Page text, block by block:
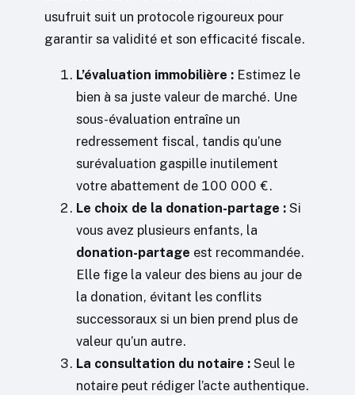
usufruit suit un protocole rigoureux pour
garantir sa validité et son efficacité fiscale.
L’évaluation immobilière : Estimez le
bien à sa juste valeur de marché. Une
sous-évaluation entraîne un
redressement fiscal, tandis qu’une
surévaluation gaspille inutilement
votre abattement de 100 000 €.
Le choix de la donation-partage : Si
vous avez plusieurs enfants, la
donation-partage est recommandée.
Elle fige la valeur des biens au jour de
la donation, évitant les conflits
successoraux si un bien prend plus de
valeur qu’un autre.
La consultation du notaire : Seul le
notaire peut rédiger l’acte authentique.